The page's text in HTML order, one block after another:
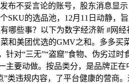
布不妥言论的账号，股东消息显
的选品池，12月11日动静，旨
哪些事？以下为数字经济新 #网经
和美团优选的GMV之和。多多买
对“三无”“盗窟”食物、伪劣过时
主要动做。按品类分，是品牌正在
类违规内容，了平台健康的营商